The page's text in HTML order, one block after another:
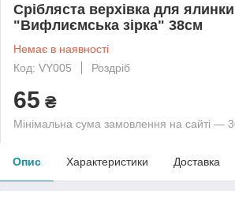
Срібляста верхівка для ялинки
"Вифлиємська зірка" 38см
Немає в наявності
Код: VY005
Роздріб
65 ₴
Мінімальна сума замовлення на сайті —
Опис Характеристики Доставка